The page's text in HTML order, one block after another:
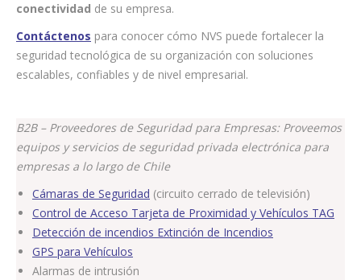
conectividad de su empresa.
Contáctenos para conocer cómo NVS puede fortalecer la
seguridad tecnológica de su organización con soluciones
escalables, confiables y de nivel empresarial.
B2B – Proveedores de Seguridad para Empresas: Proveemos
equipos y servicios de seguridad privada electrónica para
empresas a lo largo de Chile
Cámaras de Seguridad (circuito cerrado de televisión)
Control de Acceso Tarjeta de Proximidad y Vehículos TAG
Detección de incendios Extinción de Incendios
GPS para Vehículos
Alarmas de intrusión